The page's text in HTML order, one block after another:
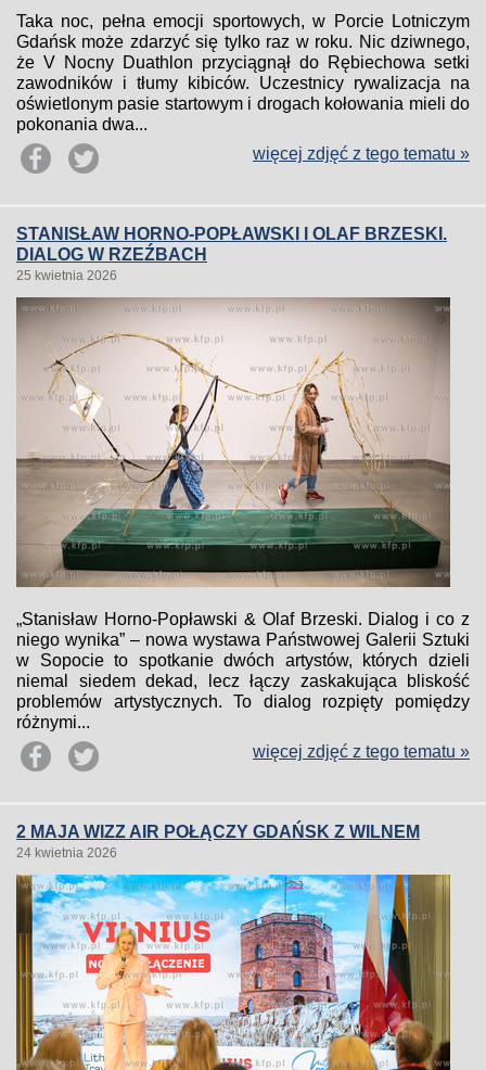
Taka noc, pełna emocji sportowych, w Porcie Lotniczym
Gdańsk może zdarzyć się tylko raz w roku. Nic dziwnego,
że V Nocny Duathlon przyciągnął do Rębiechowa setki
zawodników i tłumy kibiców. Uczestnicy rywalizacja na
oświetlonym pasie startowym i drogach kołowania mieli do
pokonania dwa...
więcej zdjęć z tego tematu »
STANISŁAW HORNO-POPŁAWSKI I OLAF BRZESKI.
DIALOG W RZEŹBACH
25 kwietnia 2026
„Stanisław Horno-Popławski & Olaf Brzeski. Dialog i co z
niego wynika” – nowa wystawa Państwowej Galerii Sztuki
w Sopocie to spotkanie dwóch artystów, których dzieli
niemal siedem dekad, lecz łączy zaskakująca bliskość
problemów artystycznych. To dialog rozpięty pomiędzy
różnymi...
więcej zdjęć z tego tematu »
2 MAJA WIZZ AIR POŁĄCZY GDAŃSK Z WILNEM
24 kwietnia 2026